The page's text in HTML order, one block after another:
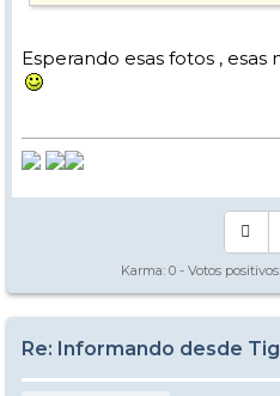
apartamento. No se si son de pista
que intentan que todo esté
Esperando esas fotos , esas
Karma: 0 - Votos positivos:
Re: Informando desde